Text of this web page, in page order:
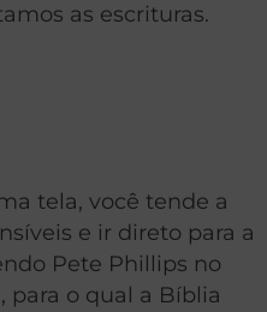
as escrituras.
tela, você tende a
e ir direto para a
Pete Phillips no
para o qual a Bíblia